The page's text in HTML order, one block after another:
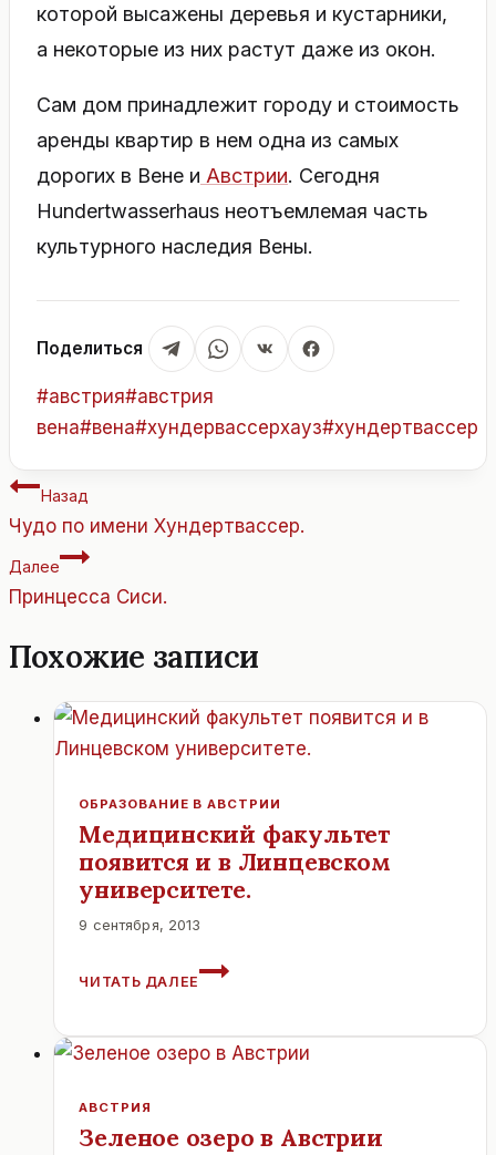
которой высажены деревья и кустарники,
а некоторые из них растут даже из окон.
Сам дом принадлежит городу и стоимость
аренды квартир в нем одна из самых
дорогих в Вене и Австрии. Сегодня
Hundertwasserhaus неотъемлемая часть
культурного наследия Вены.
Поделиться
Метки
записи:
#австрия#австрия
вена#вена#хундервассерхауз#хундертвассер
Навигация
по
записям
Назад
Чудо по имени Хундертвассер.
Далее
Принцесса Сиси.
Похожие записи
ОБРАЗОВАНИЕ В АВСТРИИ
Медицинский факультет
появится и в Линцевском
университете.
9 сентября, 2013
ЧИТАТЬ ДАЛЕЕ
МЕДИЦИНСКИЙ
И
В
АВСТРИЯ
Зеленое озеро в Австрии